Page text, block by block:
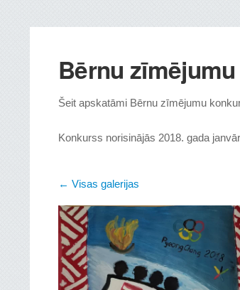
Bērnu
Šeit apskatāmi Bērnu zīmējumu
Konkurss norisinājās 2018. gada
Visas galerijas